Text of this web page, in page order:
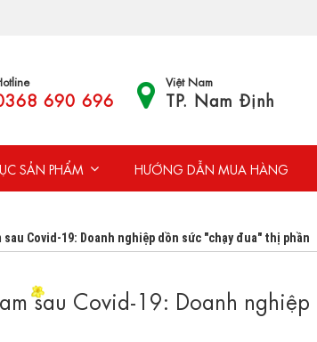
690 696
Việt Nam
TP. Nam Định
SẢN PHẨM HƯỚNG DẪN MUA HÀNG
Covid-19: Doanh nghiệp dồn sức "chạy đua" thị phần
sau Covid-19: Doanh